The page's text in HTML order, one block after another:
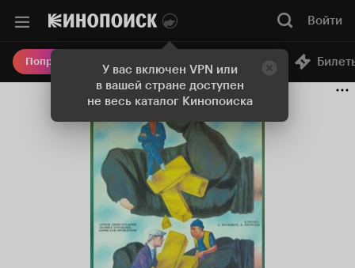
У вас включен VPN или
в вашей стране доступен
не весь каталог Кинопоиска
Войти
Попробовать Плюс Онлайн-кинотеатр